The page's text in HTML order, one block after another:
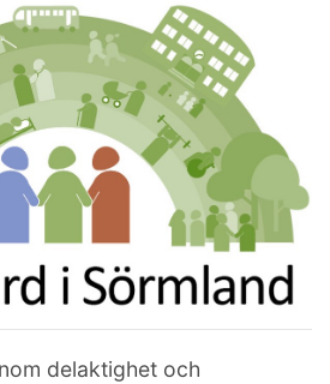
delaktighet och